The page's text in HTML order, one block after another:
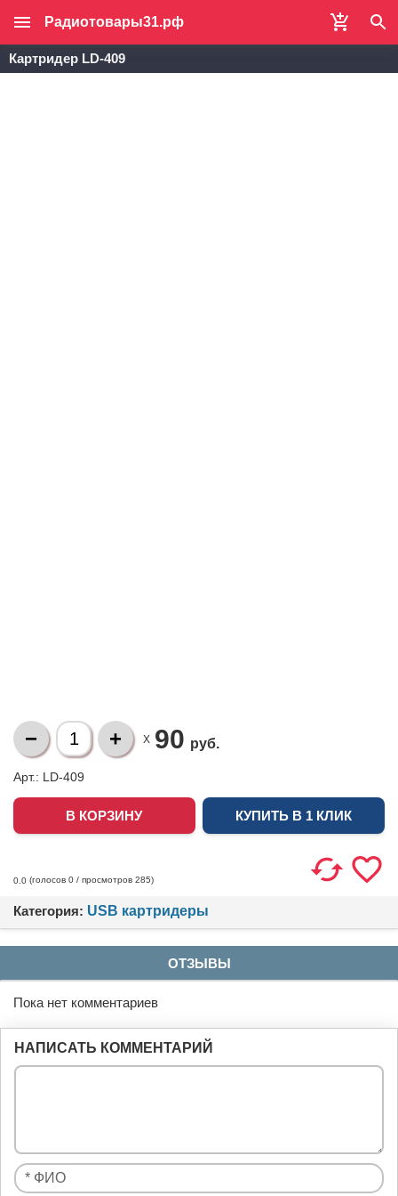
Радиотовары31.рф
Картридер LD-409
X 90 руб.
Арт.: LD-409
КУПИТЬ В 1 КЛИК
0.0 (голосов 0 / просмотров 285)
Категория: USB картридеры
ОТЗЫВЫ
Пока нет комментариев
НАПИСАТЬ КОММЕНТАРИЙ